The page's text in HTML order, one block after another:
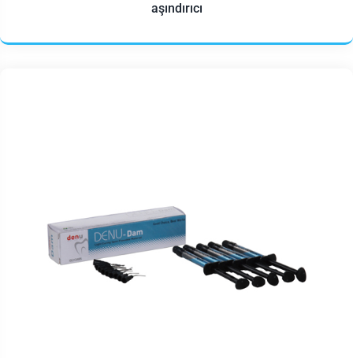
aşındırıcı